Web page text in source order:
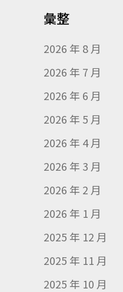
彙整
2026 年 8 月
2026 年 7 月
2026 年 6 月
2026 年 5 月
2026 年 4 月
2026 年 3 月
2026 年 2 月
2026 年 1 月
2025 年 12 月
2025 年 11 月
2025 年 10 月